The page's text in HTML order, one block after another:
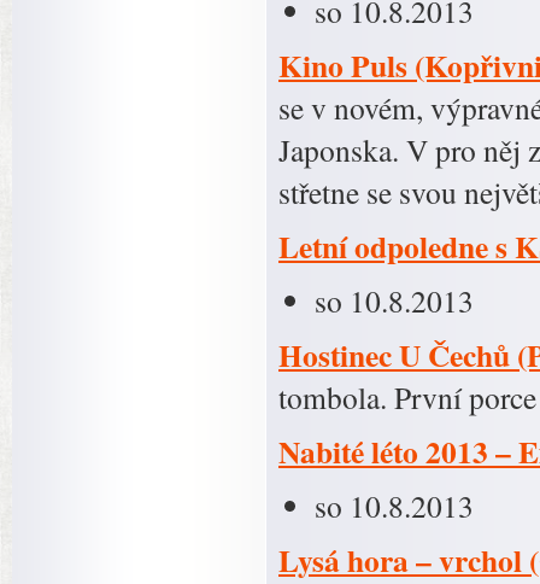
so 10.8.2013
Kino Puls
se v novém,
Japonska. V pro něj
střetne se svou
Letní odpoledne s
so 10.8.2013
Hostinec U Čechů
tombola. První
Nabité léto 2013 –
so 10.8.2013
Lysá hora – vrchol